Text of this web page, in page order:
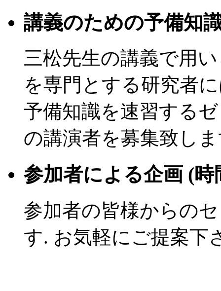
講義のための予備知
三松先生の講義で用
を専門とする研究者
予備知識を速習する
の講演者を募集致し
参加者による企画 (時
参加者の皆様からの
す. お気軽にご提案下